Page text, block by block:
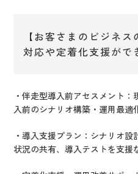
【お客さまのビジネ
対応や定着化支援がで
・伴走型導入前アセスメント
入前のシナリオ構築・運用最適
・導入支援プラン：シナリオ
状況の共有、導入テストを支援